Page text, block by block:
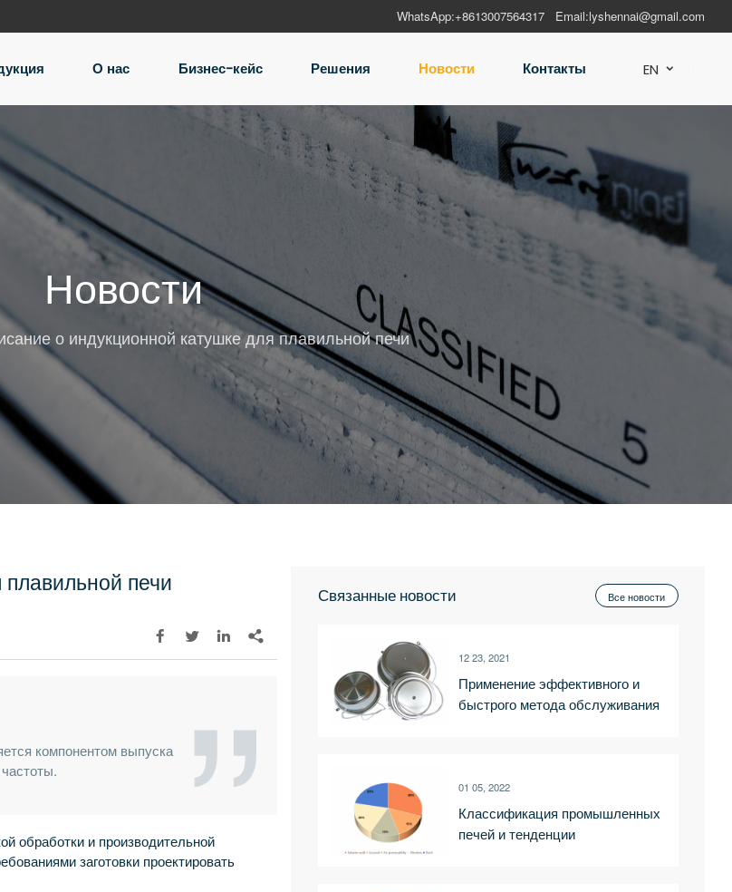
WhatsApp:+8613007564317 Email:lyshennai@gmail.com
О нас Бизнес-кейс Решения Новости Контакты EN 
Новости
о индукционной катушке для плавильной печи
печи
   
компонентом выпуска
обработки и производительной
заготовки проектировать
Связанные новости Все новости
12 23, 2021
Применение эффективного и
быстрого метода обслуживания
01 05, 2022
Классификация промышленных
печей и тенденции